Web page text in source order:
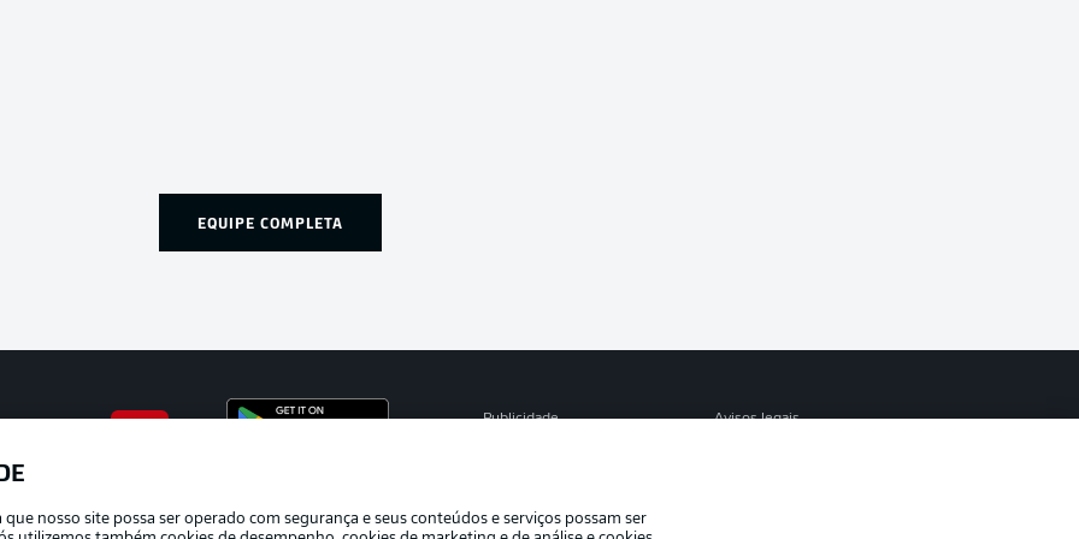
EQUIPE COMPLETA
Publicidade Avisos legais
Marca
nosso site possa ser operado com segurança e seus conteúdos e serviços possam ser